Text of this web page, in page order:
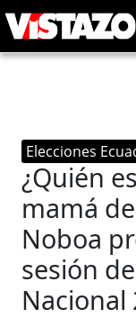
Elecciones
¿Quién
mamá
Noboa
sesión
Nacional